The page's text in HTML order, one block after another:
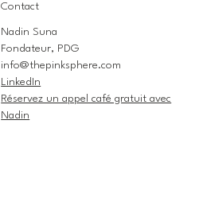
Contact
Nadin Suna
Fondateur, PDG
info@thepinksphere.com
LinkedIn
Réservez un appel café gratuit avec
Nadin